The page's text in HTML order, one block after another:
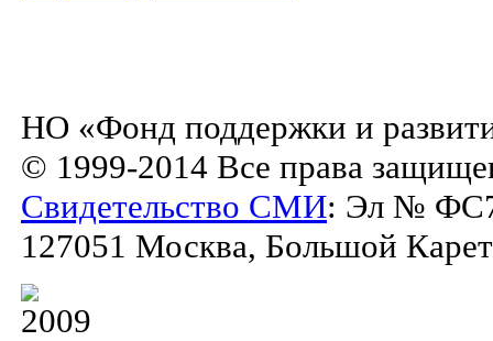
НО «Фонд поддержки и
© 1999-2014 Все права
Свидетельство СМИ: Эл №
127051 Москва, Большой
2009